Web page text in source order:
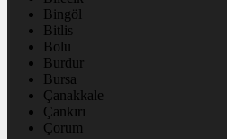
Bingöl
Bitlis
Bolu
Burdur
Bursa
Çanakkale
Çankırı
Çorum